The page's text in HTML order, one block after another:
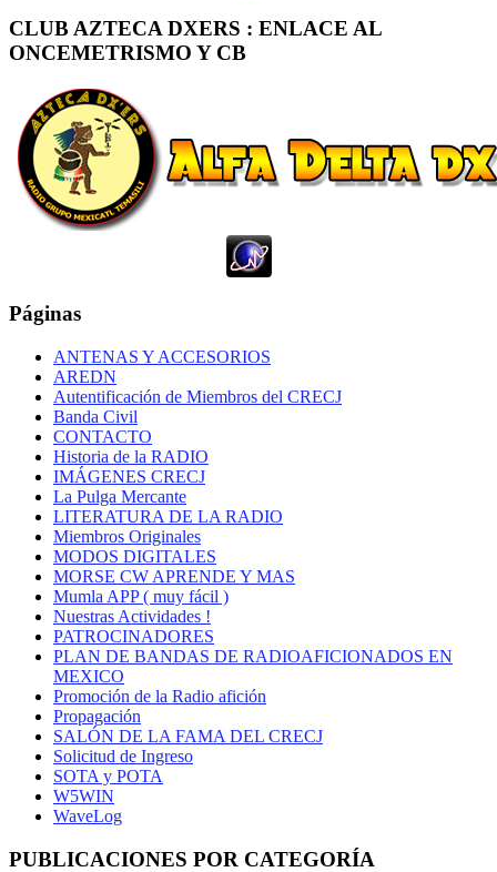
CLUB AZTECA DXERS : ENLACE AL
ONCEMETRISMO Y CB
Páginas
ANTENAS Y ACCESORIOS
AREDN
Autentificación de Miembros del CRECJ
Banda Civil
CONTACTO
Historia de la RADIO
IMÁGENES CRECJ
La Pulga Mercante
LITERATURA DE LA RADIO
Miembros Originales
MODOS DIGITALES
MORSE CW APRENDE Y MAS
Mumla APP ( muy fácil )
Nuestras Actividades !
PATROCINADORES
PLAN DE BANDAS DE RADIOAFICIONADOS EN
MEXICO
Promoción de la Radio afición
Propagación
SALÓN DE LA FAMA DEL CRECJ
Solicitud de Ingreso
SOTA y POTA
W5WIN
WaveLog
PUBLICACIONES POR CATEGORÍA